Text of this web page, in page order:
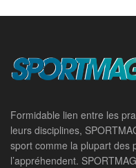
Formidable lien entre les
leurs disciplines,
sport comme la plupart des
l’appréhendent.